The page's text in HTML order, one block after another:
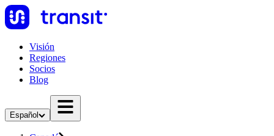
Visión
Regiones
Socios
Blog
Español